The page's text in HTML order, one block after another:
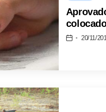
20/11/